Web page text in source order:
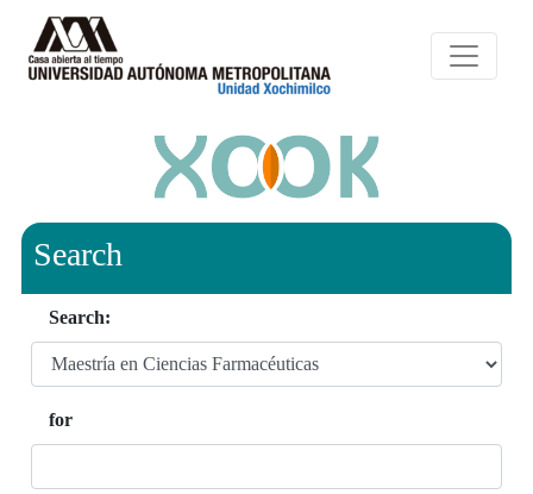
Search
Search:
for